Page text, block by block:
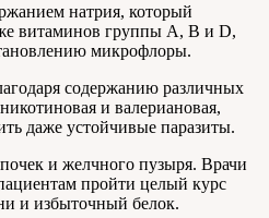
натрия, который
витаминов группы А, В и D,
микрофлоры.
содержанию различных
и валериановая,
даже устойчивые паразиты.
и желчного пузыря. Врачи
пройти целый курс
и избыточный белок.